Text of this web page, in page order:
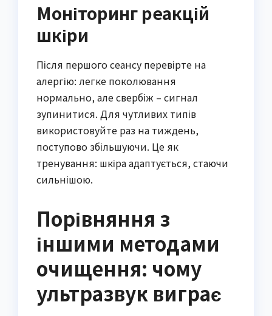
Моніторинг реакцій
шкіри
Після першого сеансу перевірте на
алергію: легке поколювання
нормально, але свербіж – сигнал
зупинитися. Для чутливих типів
використовуйте раз на тиждень,
поступово збільшуючи. Це як
тренування: шкіра адаптується, стаючи
сильнішою.
Порівняння з
іншими методами
очищення: чому
ультразвук виграє